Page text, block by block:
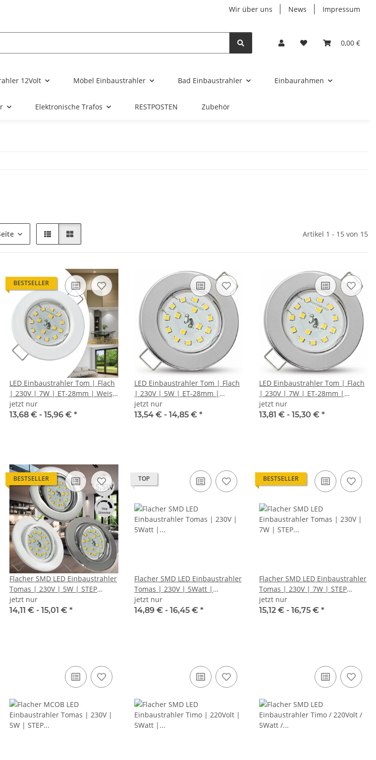
Wir über uns News Impressum
0,00 €
12Volt Möbel Einbaustrahler Bad Einbaustrahler Einbaurahmen
Elektronische Trafos RESTPOSTEN Zubehör
Artikel 1 - 15 von 15
BESTSELLER
LED Einbaustrahler Tom | Flach
| 230V | 7W | ET-28mm | Weiss
| DIMMBAR
jetzt nur
13,68 € - 15,96 € *
LED Einbaustrahler Tom | Flach
| 230V | 5W | ET-28mm |
Edelstahl gebürstet | DIMMBAR
jetzt nur
13,54 € - 14,85 € *
LED Einbaustrahler Tom | Flach
| 230V | 7W | ET-28mm |
Edelstahl gebürstet | DIMMBAR
jetzt nur
13,81 € - 15,30 € *
BESTSELLER
Flacher SMD LED Einbaustrahler
Tomas | 230V | 5W | STEP
DIMMBAR | ET=30mm
jetzt nur
14,11 € - 15,01 € *
TOP
Flacher SMD LED Einbaustrahler
Tomas | 230V | 5Watt |
DIMMBAR | ET=30mm
jetzt nur
14,89 € - 16,45 € *
BESTSELLER
Flacher SMD LED Einbaustrahler
Tomas | 230V | 7W | STEP
DIMMBAR | ET=30mm
jetzt nur
15,12 € - 16,75 € *